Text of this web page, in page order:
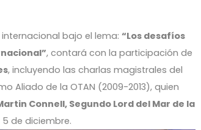
bajo el lema: “Los desafíos
, contará con la participación de
, incluyendo las charlas magistrales del
Aliado de la OTAN (2009-2013), quien
Connell, Segundo Lord del Mar de la
de diciembre.